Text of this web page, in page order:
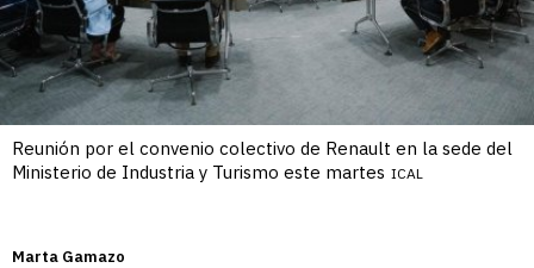
Reunión por el convenio colectivo de Renault en la sede del
Ministerio de Industria y Turismo este martes ICAL
Marta Gamazo